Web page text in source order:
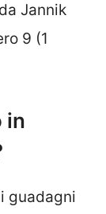
Jannik
9 (1
in
guadagni